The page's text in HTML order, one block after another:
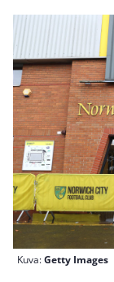
Kuva:Getty Images